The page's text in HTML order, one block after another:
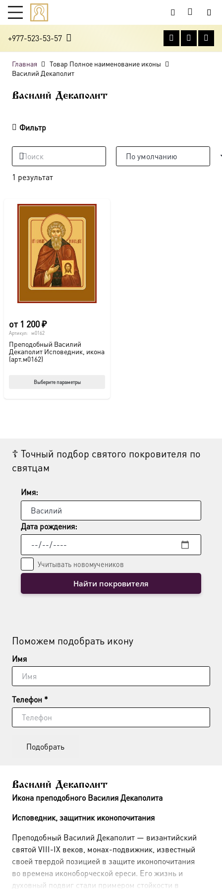
+977-523-53-57
Главная
Товар Полное наименование иконы
Василий Декаполит
Василий Декаполит
Фильтр
1 результат
от 1 200₽
Артикул: м0162
Преподобный Василий
Декаполит Исповедник, икона
(арт.м0162)
Выберите параметры
можно
товара.
☦ Точный подбор святого покровителя по
святцам
Имя:
Дата рождения:
Учитывать новомучеников
Найти покровителя
Поможем подобрать икону
Имя
Телефон *
Подобрать
Василий Декаполит
Икона преподобного Василия Декаполита
Исповедник, защитник иконопочитания
Преподобный Василий Декаполит — византийский
святой VIII-IX веков, монах-подвижник, известный
своей твердой позицией в защите иконопочитания
во времена иконоборческой ереси. Его жизнь и
духовный подвиг стали примером стойкости в